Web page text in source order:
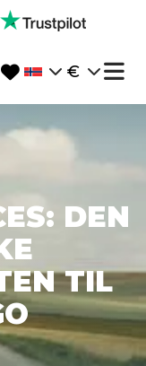
€
DEN
TIL